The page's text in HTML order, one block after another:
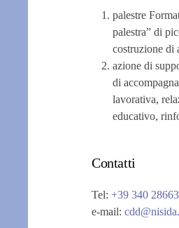
palestre
palestra” di
costruzione di
azione di
di
lavorativa,
educativo,
Contatti
Tel: +39 340
e-mail: